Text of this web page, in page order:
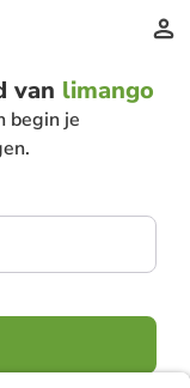
van limango
begin je